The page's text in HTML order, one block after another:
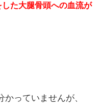
た大腿骨頭への血流が
っていませんが、